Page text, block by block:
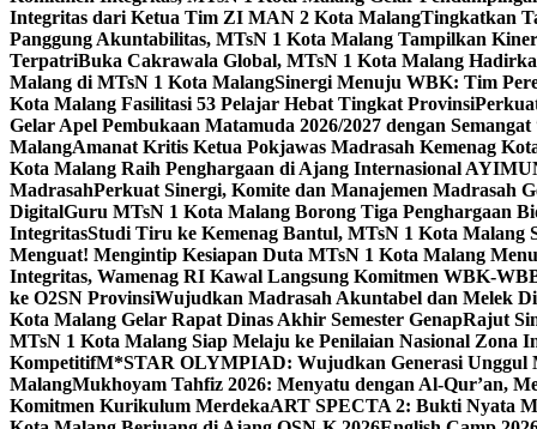
Integritas dari Ketua Tim ZI MAN 2 Kota MalangTingkatkan
Panggung Akuntabilitas, MTsN 1 Kota Malang Tampilkan
TerpatriBuka Cakrawala Global, MTsN 1 Kota Malang
Malang di MTsN 1 Kota MalangSinergi Menuju WBK: Tim
Kota Malang Fasilitasi 53 Pelajar Hebat Tingkat Provinsi
Gelar Apel Pembukaan Matamuda 2026/2027 dengan
MalangAmanat Kritis Ketua Pokjawas Madrasah Kemenag
Kota Malang Raih Penghargaan di Ajang Internasional
MadrasahPerkuat Sinergi, Komite dan Manajemen Madrasah
DigitalGuru MTsN 1 Kota Malang Borong Tiga Penghargaan
IntegritasStudi Tiru ke Kemenag Bantul, MTsN 1 Kota Malang
Menguat! Mengintip Kesiapan Duta MTsN 1 Kota Malang
Integritas, Wamenag RI Kawal Langsung Komitmen WBK-
ke O2SN ProvinsiWujudkan Madrasah Akuntabel dan Melek
Kota Malang Gelar Rapat Dinas Akhir Semester GenapRajut
MTsN 1 Kota Malang Siap Melaju ke Penilaian Nasional Zona
KompetitifM*STAR OLYMPIAD: Wujudkan Generasi Unggul
MalangMukhoyam Tahfiz 2026: Menyatu dengan Al-Qur’an,
Komitmen Kurikulum MerdekaART SPECTA 2: Bukti Nyata